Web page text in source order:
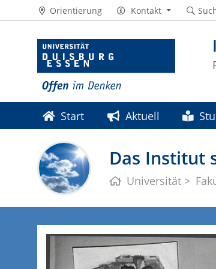
Orientierung Kontakt
Start Aktuell
Das Institut
Universität